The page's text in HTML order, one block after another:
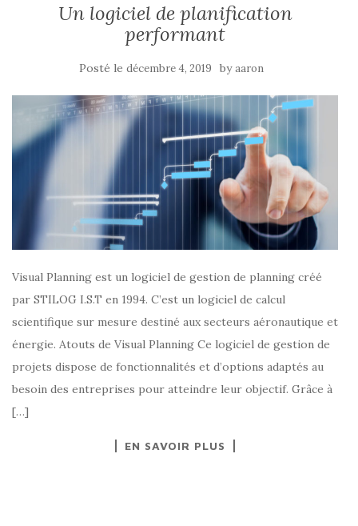
Un logiciel de planification
performant
Posté le décembre 4, 2019 byaaron
Visual Planning est un logiciel de gestion de planning créé
par STILOG I.S.T en 1994. C’est un logiciel de calcul
scientifique sur mesure destiné aux secteurs aéronautique et
énergie. Atouts de Visual Planning Ce logiciel de gestion de
projets dispose de fonctionnalités et d’options adaptés au
besoin des entreprises pour atteindre leur objectif. Grâce à
[…]
EN SAVOIR PLUS